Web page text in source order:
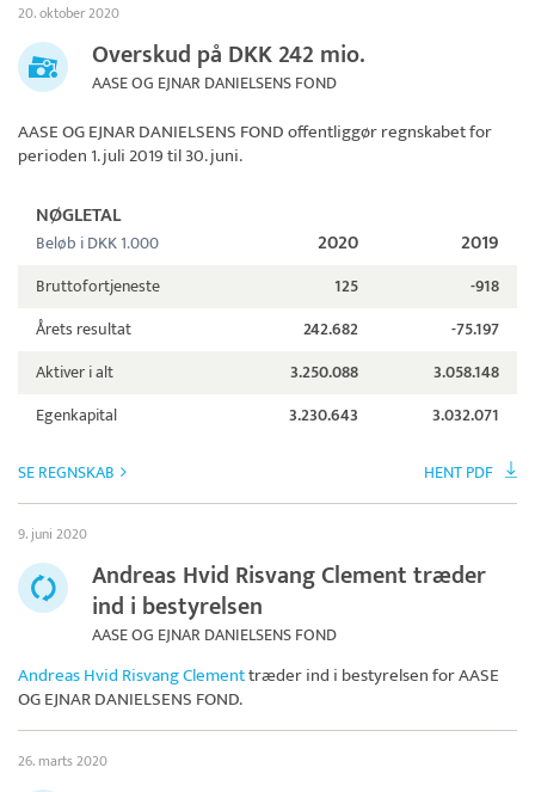
20. oktober 2020
Overskud på DKK 242 mio.
AASE OG EJNAR DANIELSENS FOND
AASE OG EJNAR DANIELSENS FONDoffentliggør regnskabet for
perioden 1. juli 2019 til 30. juni.
NØGLETAL
Beløb i DKK 1.000 2020 2019
Bruttofortjeneste 125
-918
Årets resultat
242.682
-75.197
Aktiver i alt
3.250.088
3.058.148
Egenkapital
3.230.643 3.032.071
SE REGNSKAB HENT PDF
9. juni 2020
Andreas Hvid Risvang Clement træder
ind i bestyrelsen
AASE OG EJNAR DANIELSENS FOND
Andreas Hvid Risvang Clementtræder ind i bestyrelsen forAASE
OG EJNAR DANIELSENS FOND.
26. marts 2020